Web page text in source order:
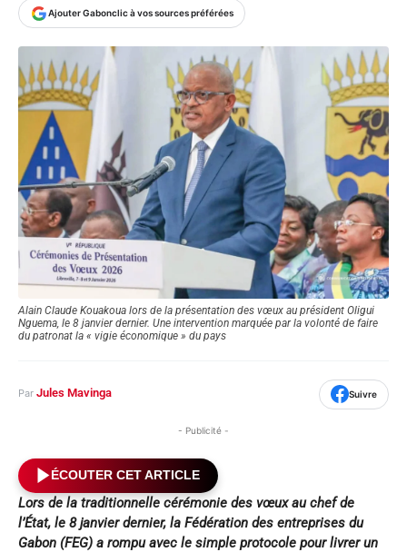
Ajouter Gabonclic à vos sources préférées
Alain Claude Kouakoua lors de la présentation des vœux au président Oligui
Nguema, le 8 janvier dernier. Une intervention marquée par la volonté de faire
du patronat la « vigie économique » du pays
Par Jules Mavinga Suivre
- Publicité -
ÉCOUTER CET ARTICLE
Lors de la traditionnelle cérémonie des vœux au chef de
l’État, le 8 janvier dernier, la Fédération des entreprises du
Gabon (FEG) a rompu avec le simple protocole pour livrer un